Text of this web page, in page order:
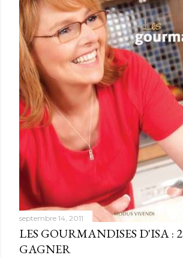
n
c
o
m
m
e
n
t
a
i
r
e
septembre 14, 2011
LES GOURMANDISES D'ISA :
GAGNER